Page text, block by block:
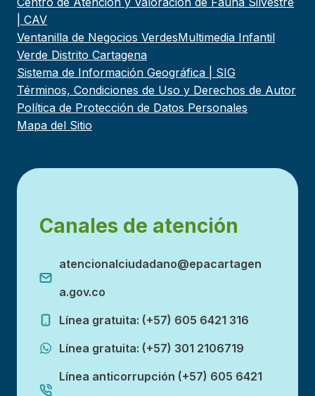
| CAV
Ventanilla de Negocios VerdesMultimedia Infantil
Verde Distrito Cartagena
Sistema de Información Geográfica | SIG
Términos, Condiciones de Uso y Derechos de Autor
Política de Protección de Datos Personales
Mapa del Sitio
Canales de atención
atencionalciudadano@epacartagen
a.gov.co
Línea gratuita: (+57) 605 6421 316
Línea gratuita: (+57) 301 2106719
Línea anticorrupción (+57) 605 6421